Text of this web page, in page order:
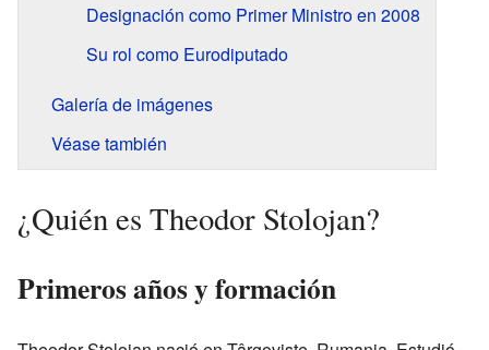
Designación como Primer Ministro en 2008
Su rol como Eurodiputado
Galería de imágenes
Véase también
¿Quién es Theodor Stolojan?
Primeros años y formación